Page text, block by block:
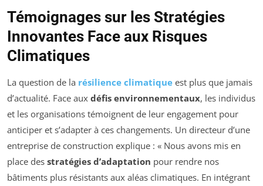
Témoignages sur les Stratégies
Innovantes Face aux Risques
Climatiques
La question de la résilience climatique est plus que jamais
d’actualité. Face aux défis environnementaux, les individus
et les organisations témoignent de leur engagement pour
anticiper et s’adapter à ces changements. Un directeur d’une
entreprise de construction explique : « Nous avons mis en
place des stratégies d’adaptation pour rendre nos
bâtiments plus résistants aux aléas climatiques. En intégrant